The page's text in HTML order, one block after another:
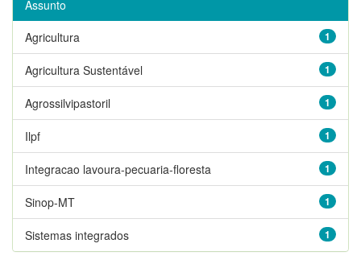
Assunto
1
Agricultura
1
Agricultura Sustentável
1
Agrossilvipastoril
1
Ilpf
1
Integracao lavoura-pecuaria-floresta
1
Sinop-MT
1
Sistemas integrados